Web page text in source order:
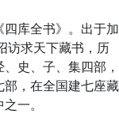
库全书》。出于加
访求天下藏书，历
史、子、集四部，
，在全国建七座藏
一。